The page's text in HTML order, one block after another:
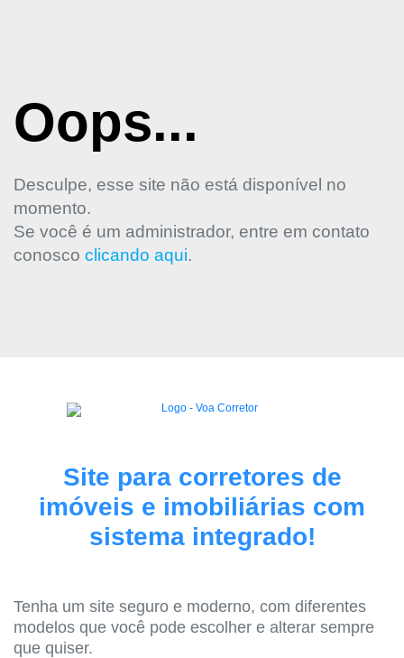
Oops...
Desculpe, esse site não está disponível no
momento.
Se você é um administrador, entre em contato
conosco clicando aqui.
Site para corretores de
imóveis e imobiliárias com
sistema integrado!
Tenha um site seguro e moderno, com diferentes
modelos que você pode escolher e alterar sempre
que quiser.